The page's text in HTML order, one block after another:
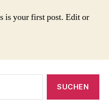
is your first post. Edit or